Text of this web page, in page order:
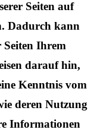
Seiten auf
Dadurch kann
Seiten Ihrem
darauf hin,
Kenntnis vom
deren Nutzung
Informationen